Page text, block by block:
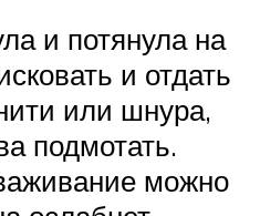
и потянула на
и отдать
или шнура,
подмотать.
можно